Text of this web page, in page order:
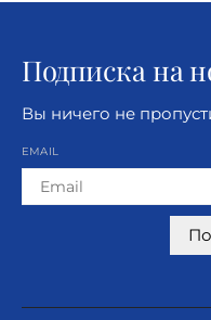
Подписка на
Вы ничего не
EMAIL